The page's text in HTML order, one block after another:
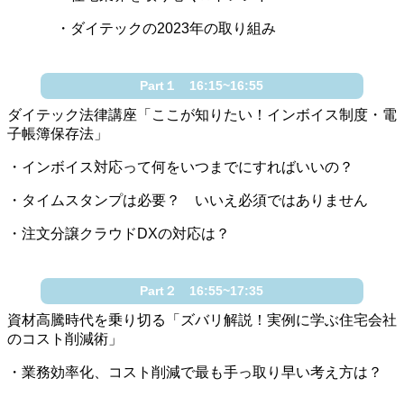
・ダイテックの2023年の取り組み
Part１ 16:15~16:55
ダイテック法律講座「ここが知りたい！インボイス制度・電
子帳簿保存法」
・インボイス対応って何をいつまでにすればいいの？
・タイムスタンプは必要？ いいえ必須ではありません
・注文分譲クラウドDXの対応は？
Part２ 16:55~17:35
資材高騰時代を乗り切る「ズバリ解説！実例に学ぶ住宅会社
のコスト削減術」
・業務効率化、コスト削減で最も手っ取り早い考え方は？